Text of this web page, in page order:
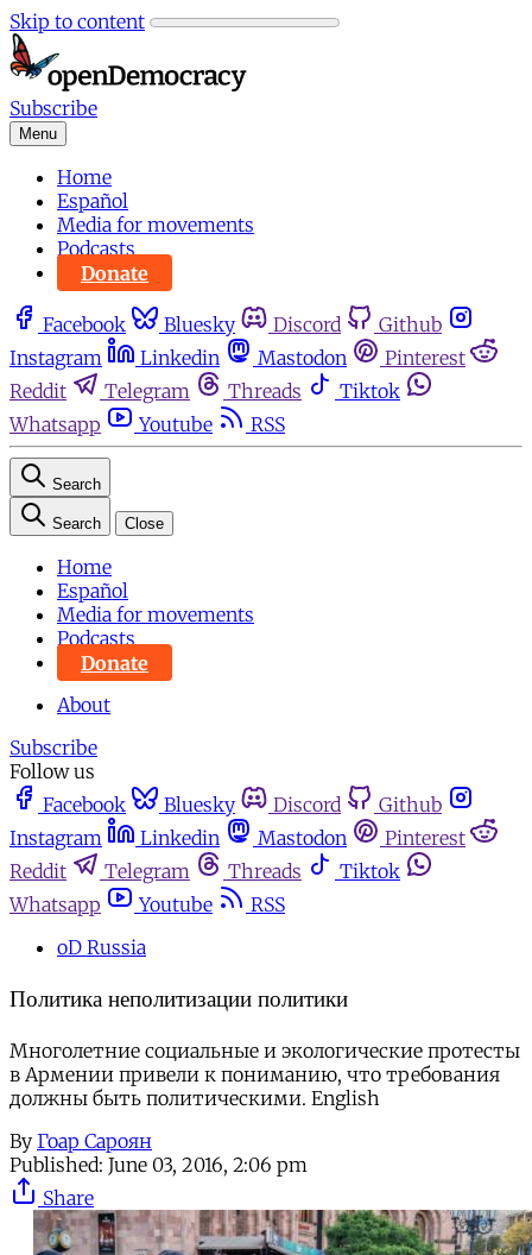
Skip to content
Subscribe
Menu
Home
Español
Media for movements
Podcasts
Donate
Facebook Bluesky Discord
Github
Instagram
Linkedin Mastodon
Pinterest
Reddit
Telegram Threads
Tiktok
Whatsapp
Youtube RSS
Search
Search Close
Home
Español
Media for movements
Podcasts
Donate
About
Subscribe
Follow us
Facebook
Bluesky Discord
Github
Instagram
Linkedin Mastodon
Pinterest
Reddit
Telegram Threads
Tiktok
Whatsapp
Youtube
RSS
oD Russia
Политика неполитизации политики
Многолетние социальные и экологические протесты
в Армении привели к пониманию, что требования
должны быть политическими. English
By Гоар Сароян
Published: June 03, 2016, 2:06 pm
Share